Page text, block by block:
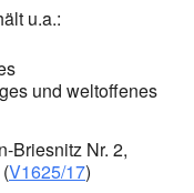
u.a.:
und weltoffenes
Briesnitz Nr. 2,
V1625/17)